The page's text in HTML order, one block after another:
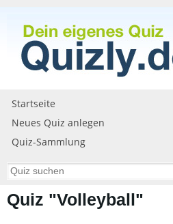
Startseite
Neues Quiz anlegen
Quiz-Sammlung
Quiz "Volleyball"